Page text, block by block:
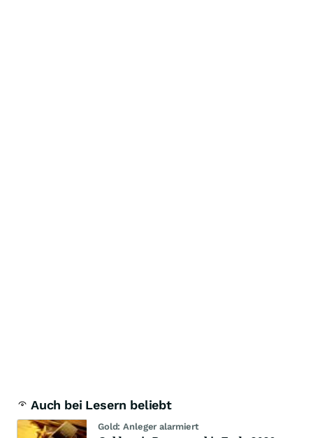
Auch bei Lesern beliebt
Gold: Anleger alarmiert